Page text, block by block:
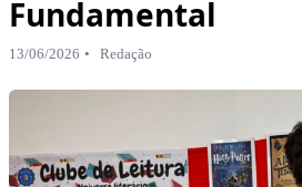
Fundamental
13/06/2026 Redação